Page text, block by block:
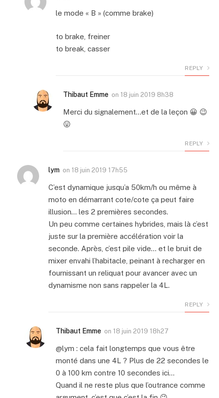
le mode « B » (comme brake)
to brake, freiner
to break, casser
REPLY
Thibaut Emme on 18 juin 2019 8h38
Merci du signalement…et de la leçon 😀 😉
😛
REPLY
lym on 18 juin 2019 17h55
C’est dynamique jusqu’a 50km/h ou même à
moto en démarrant cote/cote ça peut faire
illusion… les 2 premières secondes.
Un peu comme certaines hybrides, mais là c’est
juste sur la première accélération voir la
seconde. Après, c’est pile vide… et le bruit de
mixer envahi l’habitacle, peinant à recharger en
fournissant un reliquat pour avancer avec un
dynamisme non sans rappeler la 4L.
REPLY
Thibaut Emme on 18 juin 2019 18h27
@lym : cela fait longtemps que vous être
monté dans une 4L ? Plus de 22 secondes le
0 à 100 km contre 10 secondes ici…
Quand il ne reste plus que l’outrance comme